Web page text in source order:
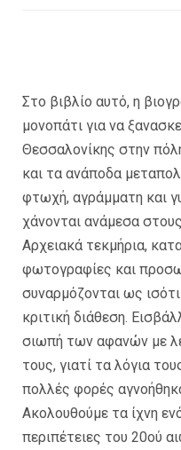
Στο βιβλίο αυτό, η
μονοπάτι για να
Θεσσαλονίκης στην
και τα ανάποδα
φτωχή, αγράμματη και
χάνονται ανάμεσα
Αρχειακά τεκμήρια,
φωτογραφίες και
συναρμόζονται ως
κριτική διάθεση.
σιωπή των αφανών με
τους, γιατί τα λόγια
πολλές φορές
Ακολουθούμε τα ίχνη
περιπέτειες του 20ού